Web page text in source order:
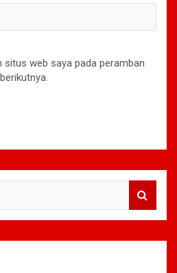
situs web saya pada peramban